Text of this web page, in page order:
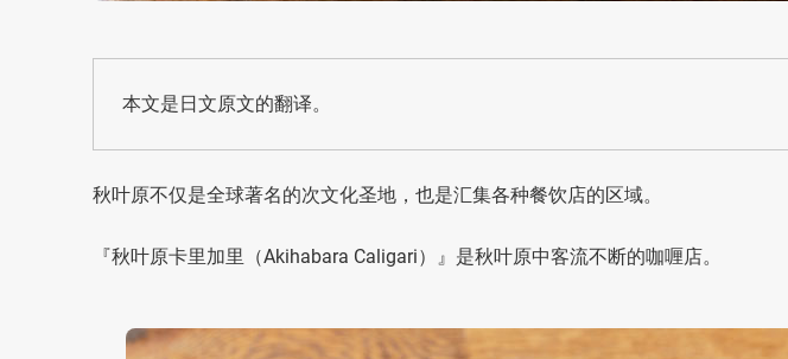
本文是日文原文的翻译。
秋叶原不仅是全球著名的次文化圣地，也是汇集各种餐饮店的区域。
『秋叶原卡里加里（Akihabara Caligari）』是秋叶原中客流不断的咖喱店。